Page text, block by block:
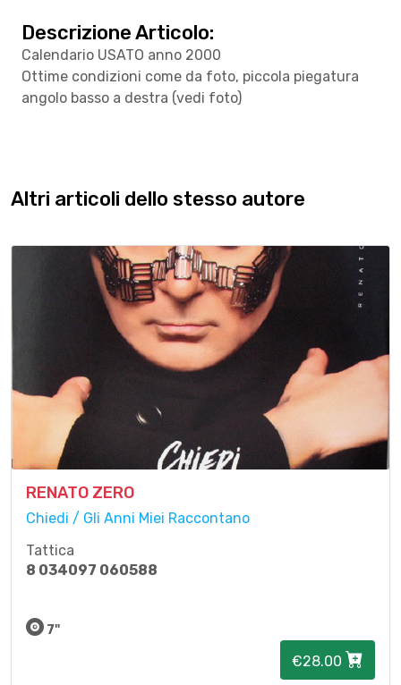
Descrizione Articolo:
Calendario USATO anno 2000
Ottime condizioni come da foto, piccola piegatura
angolo basso a destra (vedi foto)
Altri articoli dello stesso autore
RENATO ZERO
Chiedi / Gli Anni Miei Raccontano
Tattica
8 034097 060588
7"
€28.00